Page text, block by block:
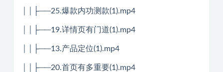
││├──25.爆款内功测款(1).mp4
││├──19.详情页有门道(1).mp4
││├──13.产品定位(1).mp4
││├──20.首页有多重要(1).mp4